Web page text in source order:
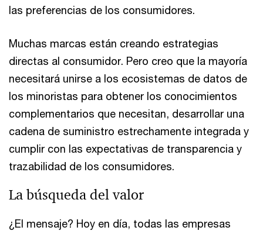
las preferencias de los consumidores.
Muchas marcas están creando estrategias
directas al consumidor. Pero creo que la mayoría
necesitará unirse a los ecosistemas de datos de
los minoristas para obtener los conocimientos
complementarios que necesitan, desarrollar una
cadena de suministro estrechamente integrada y
cumplir con las expectativas de transparencia y
trazabilidad de los consumidores.
La búsqueda del valor
¿El mensaje? Hoy en día, todas las empresas